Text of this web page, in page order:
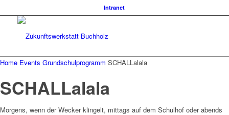
Intranet
Home Events Grundschulprogramm SCHALLalala
SCHALLalala
Morgens, wenn der Wecker klingelt, mittags auf dem Schulhof oder abends